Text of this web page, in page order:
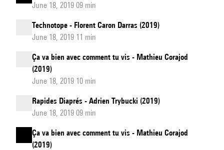
June 18, 2019 09 min
Technotope - Florent Caron Darras (2019)
June 18, 2019 11 min
Ça va bien avec comment tu vis - Mathieu Corajod
(2019)
June 18, 2019 10 min
Rapides Diaprés - Adrien Trybucki (2019)
June 18, 2019 09 min
Ça va bien avec comment tu vis - Mathieu Corajod
(2019)